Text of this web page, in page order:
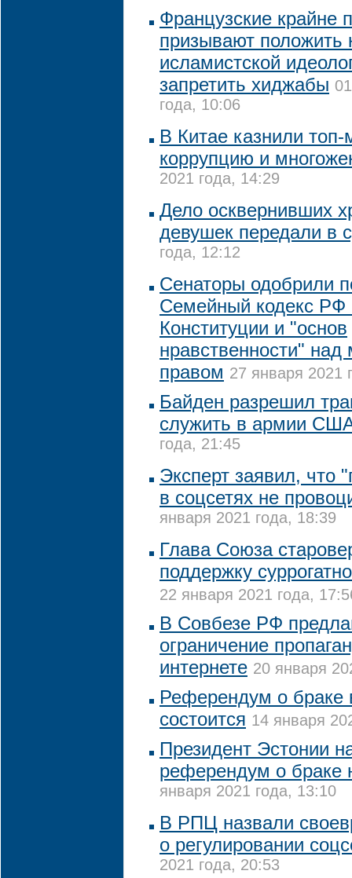
Французские крайне
призывают положить
исламистской
запретить хиджабы
года, 10:06
В Китае казнили
коррупцию и
2021 года, 14:29
Дело осквернивших
девушек передали в
года, 12:12
Сенаторы одобрили
Семейный кодекс РФ
Конституции и "основ
нравственности"
правом 27 января 2021
Байден разрешил
служить в армии
года, 21:45
Эксперт заявил, что
в соцсетях не
января 2021 года, 18:39
Глава Союза
поддержку
22 января 2021 года,
В Совбезе РФ
ограничение
интернете 20 января
Референдум о браке
состоится 14 января
Президент Эстонии
референдум о браке
января 2021 года, 13:10
В РПЦ назвали
о регулировании
2021 года, 20:53